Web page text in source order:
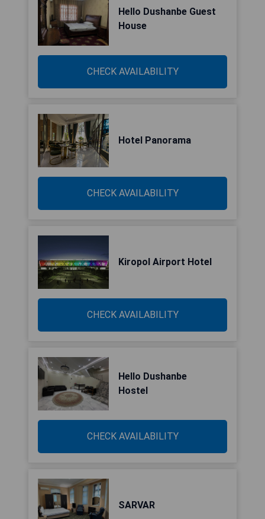
Hello Dushanbe Guest
House
CHECK AVAILABILITY
Hotel Panorama
CHECK AVAILABILITY
Kiropol Airport Hotel
CHECK AVAILABILITY
Hello Dushanbe
Hostel
CHECK AVAILABILITY
SARVAR